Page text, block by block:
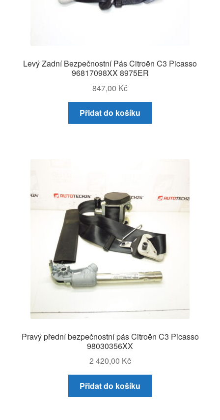
Levý Zadní Bezpečnostní Pás Citroën C3 Picasso
96817098XX 8975ER
847,00 Kč
Přidat do košíku
Pravý přední bezpečnostní pás Citroën C3 Picasso
98030356XX
2 420,00 Kč
Přidat do košíku